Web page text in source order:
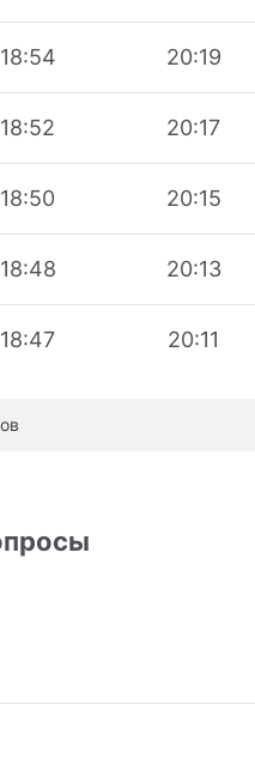
18:54 20:19
18:52 20:17
18:50 20:15
18:48 20:13
18:47 20:11